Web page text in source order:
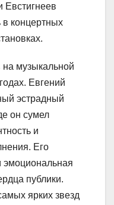
Евстигнеев
в концертных
музыкальной
Евгений
эстрадный
он сумел
и
Его
эмоциональная
публики.
ярких звезд